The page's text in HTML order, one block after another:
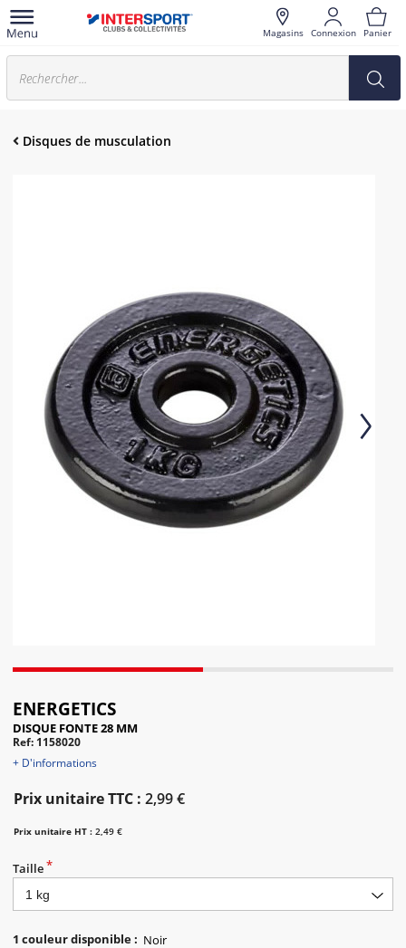
Magasins Connexion Panier
Disques de musculation
ENERGETICS
DISQUE FONTE 28 MM
Ref: 1158020
+ D'informations
Prix unitaire TTC : 2,99 €
Prix unitaire HT : 2,49 €
Taille
1 couleur disponible: